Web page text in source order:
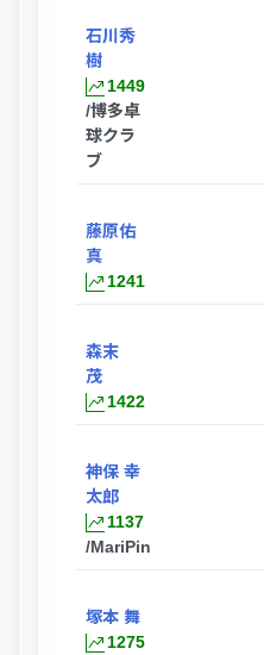
石川秀
樹
1449
/博多卓
球クラ
ブ
藤原佑
真
1241
森末
茂
1422
神保 幸
太郎
1137
/MariPin
塚本 舞
1275